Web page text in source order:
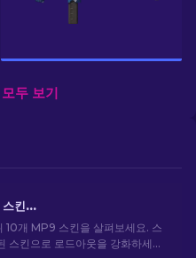
두 보기
CS2 최고의 MP9 스킨: 에디터의 선택 [2026]
개 MP9 스킨을 살펴보세요. 스
스킨으로 로드아웃을 강화하세요.